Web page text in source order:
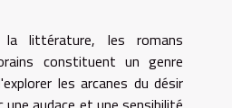
littérature, les romans
constituent un genre
les arcanes du désir